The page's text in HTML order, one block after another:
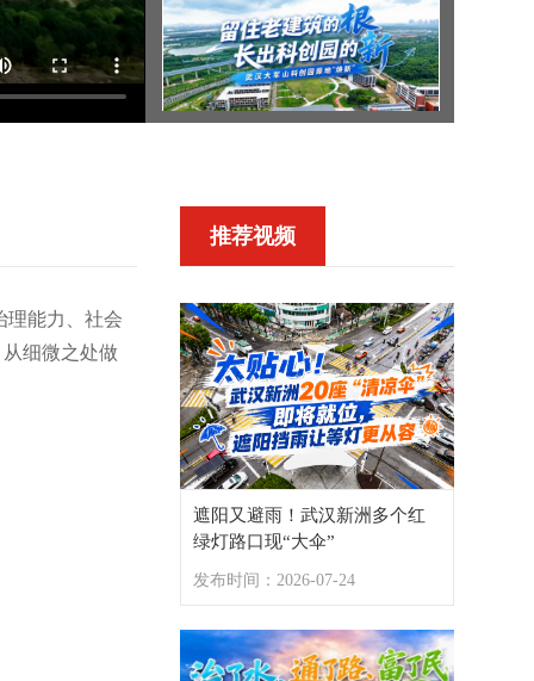
城管新风 | 穿行武汉的“夜行人”，八小时外随处可见城管蓝
城管新风 | 穿黑衣的小哥哥说要给你安全感
城管新风 | 武汉“书香城管”走进扶贫点，慰问环卫工人和留守儿童
理能力、社会
细微之处做
推荐视频
遮阳又避雨！武汉新洲多个红
绿灯路口现“大伞”
发布时间：2026-07-24